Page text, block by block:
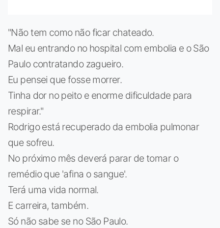
"Não tem como não ficar chateado.
Mal eu entrando no hospital com embolia e o São
Paulo contratando zagueiro.
Eu pensei que fosse morrer.
Tinha dor no peito e enorme dificuldade para
respirar."
Rodrigo está recuperado da embolia pulmonar
que sofreu.
No próximo mês deverá parar de tomar o
remédio que 'afina o sangue'.
Terá uma vida normal.
E carreira, também.
Só não sabe se no São Paulo.